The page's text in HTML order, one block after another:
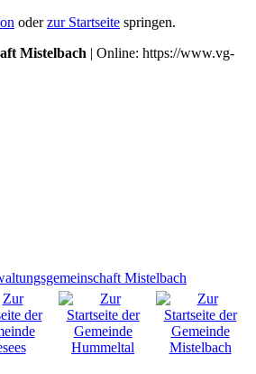
oderzur Startseite springen.
Mistelbach | Online: https://www.vg-